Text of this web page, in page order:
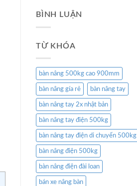
BÌNH LUẬN
TỪ KHÓA
bàn nâng 500kg cao 900mm
bàn nâng gía rẻ bàn nâng tay
bàn nâng tay 2x nhật bản
bàn nâng tay điện 500kg
bàn nâng tay điện di chuyển 500kg
bàn nâng điện 500kg
bàn nâng điện đài loan
bán xe nâng bàn